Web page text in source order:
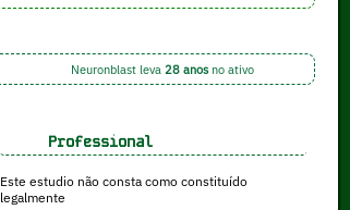
Neuronblast leva28 anos no ativo
Professional
Este estudio não consta como constituído
legalmente